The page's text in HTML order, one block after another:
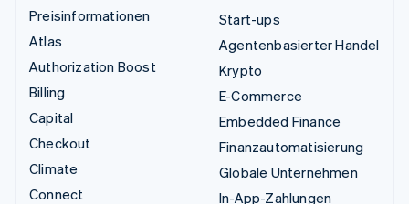
Preisinformationen
Atlas
Authorization Boost
Billing
Capital
Checkout
Climate
Connect
Start-ups
Agentenbasierter Handel
Krypto
E-Commerce
Embedded Finance
Finanzautomatisierung
Globale Unternehmen
In-App-Zahlungen